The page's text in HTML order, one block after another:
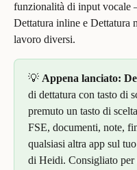
funzionalità di input vocale
Dettatura inline e Dettatura
lavoro diversi.
💡 Appena lanciato:
di dettatura con tasto di
premuto un tasto di
FSE, documenti, note,
qualsiasi altra app sul
di Heidi. Consigliato per